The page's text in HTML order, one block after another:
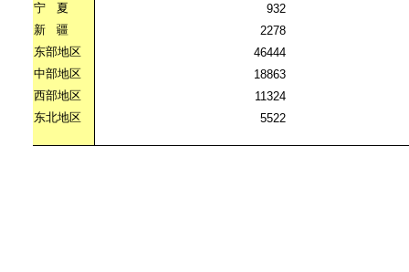
宁
夏
932
新
疆
2278
东部地区
46444
中部地区
18863
西部地区
11324
东北地区
5522